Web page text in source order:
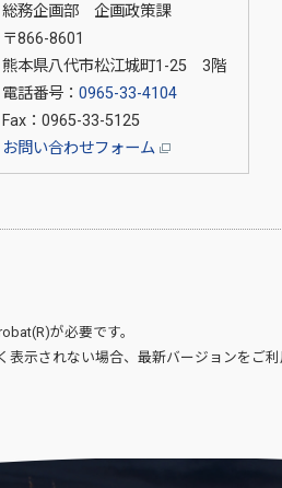
総務企画部 企画政策課
〒866-8601
熊本県八代市松江城町1-25 3階
電話番号： 0965-33-4104
Fax：0965-33-5125
お問い合わせフォーム
が必要です。
表示されない場合、最新バージョンをご利